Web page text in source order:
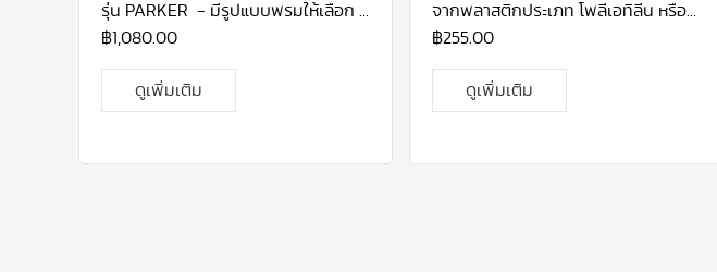
รุ่น PARKER - มีรูปแบบพรมให้เลือก 4
สี - ลักษณะการใช้งาน : เหมาะสำหรับ ปู
เด่น : ทำความสะอาดง่าย มีลายเส้น
สวยงาม -Construction : Level Loop
1/10” - Stitches : 11 per inch - Pile
฿1,080.00
ดูเพิ่มเติม
จากพลาสติกประเภท โพลีเอทิลีน หรือ
โพลีโพรไพลีน ซึ่งมีความปลอดภัยสูง
และการใช้งานภายนอกได้ดี
Polyethylene (PE) นำมาทอยึดติดกับ
กับแผ่นรองอย่างแน่นสนิทและมีรูระบาย
฿255.00
ดูเพิ่มเติม